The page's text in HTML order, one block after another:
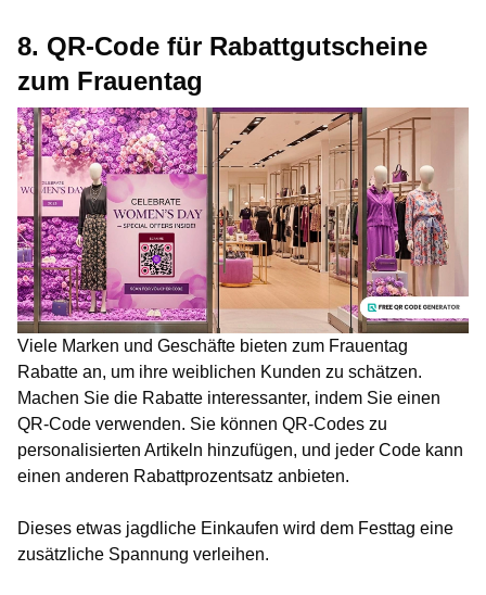
8. QR-Code für Rabattgutscheine
zum Frauentag
Viele Marken und Geschäfte bieten zum Frauentag
Rabatte an, um ihre weiblichen Kunden zu schätzen.
Machen Sie die Rabatte interessanter, indem Sie einen
QR-Code verwenden. Sie können QR-Codes zu
personalisierten Artikeln hinzufügen, und jeder Code kann
einen anderen Rabattprozentsatz anbieten.
Dieses etwas jagdliche Einkaufen wird dem Festtag eine
zusätzliche Spannung verleihen.